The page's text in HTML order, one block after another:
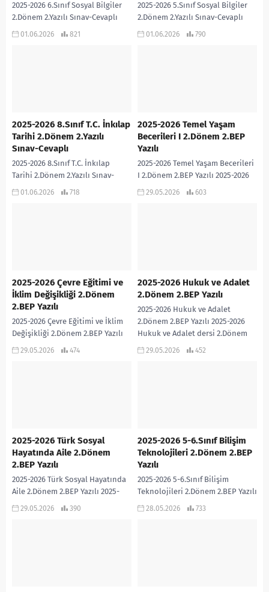
2025-2026 6.Sınıf Sosyal Bilgiler
2.Dönem 2.Yazılı Sınav-Cevaplı
Hanife Saraç PÜRÇEK
01.06.2026 821
2025-2026 5.Sınıf Sosyal Bilgiler
2.Dönem 2.Yazılı Sınav-Cevaplı
Hanife Saraç PÜRÇEK
01.06.2026 790
2025-2026 8.Sınıf T.C. İnkılap
Tarihi 2.Dönem 2.Yazılı
Sınav-Cevaplı
2025-2026 8.Sınıf T.C. İnkılap
Tarihi 2.Dönem 2.Yazılı Sınav-
Cevaplı Hanife Saraç PÜRÇEK
01.06.2026 718
2025-2026 Temel Yaşam
Becerileri I 2.Dönem 2.BEP
Yazılı
2025-2026 Temel Yaşam Becerileri
I 2.Dönem 2.BEP Yazılı 2025-2026
Temel Yaşam Becerileri I dersi
29.05.2026 603
2025-2026 Çevre Eğitimi ve
İklim Değişikliği 2.Dönem
2.BEP Yazılı
2025-2026 Çevre Eğitimi ve İklim
Değişikliği 2.Dönem 2.BEP Yazılı
2025-2026 Çevre Eğitimi ve İklim
29.05.2026 474
2025-2026 Hukuk ve Adalet
2.Dönem 2.BEP Yazılı
2025-2026 Hukuk ve Adalet
2.Dönem 2.BEP Yazılı 2025-2026
Hukuk ve Adalet dersi 2.Dönem
2.BEP Yazılı sınavıdır. Cevap
29.05.2026 452
2025-2026 Türk Sosyal
Hayatında Aile 2.Dönem
2.BEP Yazılı
2025-2026 Türk Sosyal Hayatında
Aile 2.Dönem 2.BEP Yazılı 2025-
2026 Türk Sosyal Hayatında Aile
29.05.2026 390
2025-2026 5-6.Sınıf Bilişim
Teknolojileri 2.Dönem 2.BEP
Yazılı
2025-2026 5-6.Sınıf Bilişim
Teknolojileri 2.Dönem 2.BEP Yazılı
2025-2026 5-6.Sınıf Bilişim
28.05.2026 733